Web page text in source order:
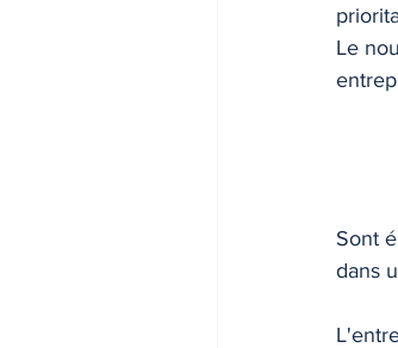
ACTU FISCALE
Le
Sont
dans